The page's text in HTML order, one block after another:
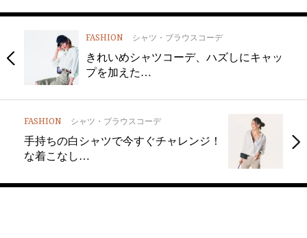
FASHION シャツ・ブラウスコーデ
きれいめシャツコーデ、ハズしにキャッ
プを加えた…
FASHION シャツ・ブラウスコーデ
手持ちの白シャツで今すぐチャレンジ！
な着こなし…